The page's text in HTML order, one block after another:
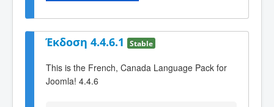
Έκδοση 4.4.6.1 Stable
This is the French, Canada Language Pack for
Joomla! 4.4.6